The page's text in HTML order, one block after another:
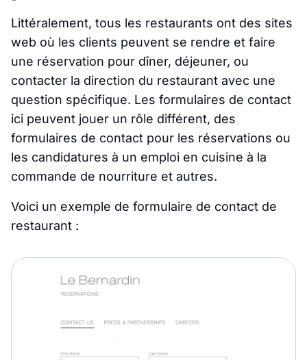
Littéralement, tous les restaurants ont des sites
web où les clients peuvent se rendre et faire
une réservation pour dîner, déjeuner, ou
contacter la direction du restaurant avec une
question spécifique. Les formulaires de contact
ici peuvent jouer un rôle différent, des
formulaires de contact pour les réservations ou
les candidatures à un emploi en cuisine à la
commande de nourriture et autres.
Voici un exemple de formulaire de contact de
restaurant :